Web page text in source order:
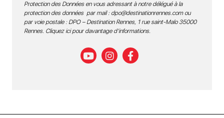
Protection des Données en vous adressant à notre délégué à la
protection des données par mail : dpo@destinationrennes.comou
par voie postale : DPO – Destination Rennes, 1 rue saint-Malo 35000
Rennes. Cliquez ici pour davantage d’informations.